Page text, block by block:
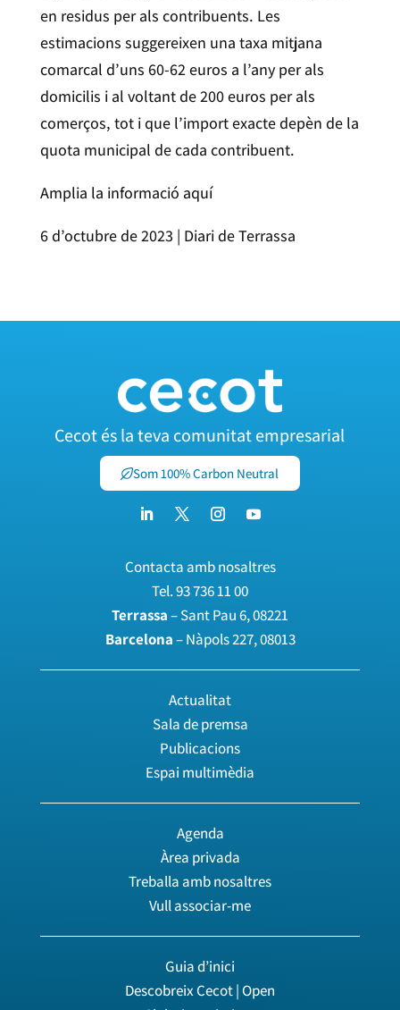
en residus per als contribuents. Les
estimacions suggereixen una taxa mitjana
comarcal d’uns 60-62 euros a l’any per als
domicilis i al voltant de 200 euros per als
comerços, tot i que l’import exacte depèn de la
quota municipal de cada contribuent.
Amplia la informació aquí
6 d’octubre de 2023 | Diari de Terrassa
Cecot és la teva comunitat empresarial
Som 100% Carbon Neutral
Contacta amb nosaltres
Tel.93 736 11 00
Terrassa– Sant Pau 6, 08221
Barcelona– Nàpols 227, 08013
Actualitat
Sala de premsa
Publicacions
Espai multimèdia
Agenda
Àrea privada
Treballa amb nosaltres
Vull associar-me
Guia d’inici
Descobreix Cecot | Open